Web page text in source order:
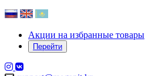
Акции на избранные товары
Перейти